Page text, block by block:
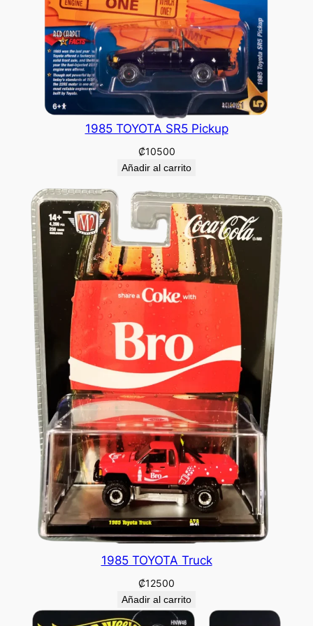
1985 TOYOTA SR5 Pickup
₡10500
Añadir al carrito
1985 TOYOTA Truck
₡12500
Añadir al carrito